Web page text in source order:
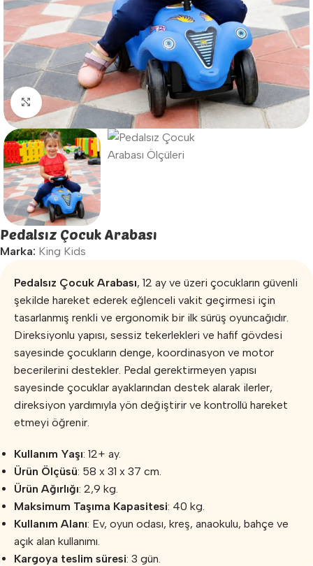
Büyütmek için tıklayın
Pedalsız Çocuk Arabası
Marka: King Kids
Pedalsız Çocuk Arabası, 12 ay ve üzeri çocukların güvenli
şekilde hareket ederek eğlenceli vakit geçirmesi için
tasarlanmış renkli ve ergonomik bir ilk sürüş oyuncağıdır.
Direksiyonlu yapısı, sessiz tekerlekleri ve hafif gövdesi
sayesinde çocukların denge, koordinasyon ve motor
becerilerini destekler. Pedal gerektirmeyen yapısı
sayesinde çocuklar ayaklarından destek alarak ilerler,
direksiyon yardımıyla yön değiştirir ve kontrollü hareket
etmeyi öğrenir.
Kullanım Yaşı: 12+ ay.
Ürün Ölçüsü: 58 x 31 x 37 cm.
Ürün Ağırlığı: 2,9 kg.
Maksimum Taşıma Kapasitesi: 40 kg.
Kullanım Alanı: Ev, oyun odası, kreş, anaokulu, bahçe ve
açık alan kullanımı.
Kargoya teslim süresi: 3 gün.